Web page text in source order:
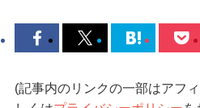
(記事内のリンクの一部はアフ